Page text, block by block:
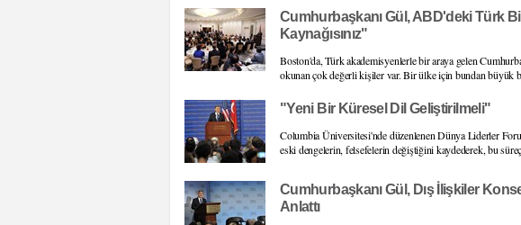
Cumhurbaşkanı Gül, ABD'deki Türk
Kaynağısınız"
Boston'da, Türk akademisyenlerle bir araya gelen
okunan çok değerli kişiler var. Bir ülke için bundan büyük
"Yeni Bir Küresel Dil Geliştirilmeli"
Columbia Üniversitesi'nde düzenlenen Dünya Liderler
eski dengelerin, felsefelerin değiştiğini kaydederek, bu
Cumhurbaşkanı Gül, Dış İlişkiler
Anlattı